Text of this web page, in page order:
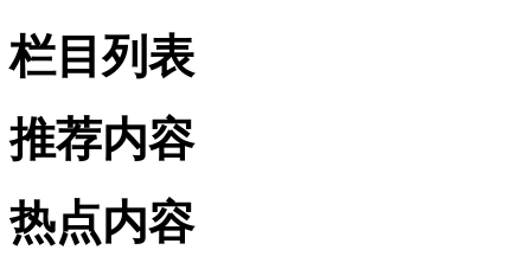
栏目列表
推荐内容
热点内容